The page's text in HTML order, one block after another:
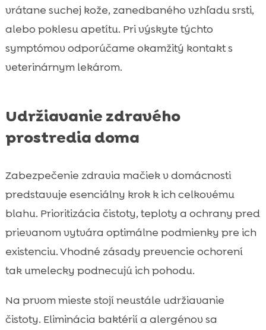
vrátane suchej kože, zanedbaného vzhľadu srsti,
alebo poklesu apetítu. Pri výskyte týchto
symptómov odporúčame okamžitý kontakt s
veterinárnym lekárom.
Udržiavanie zdravého
prostredia doma
Zabezpečenie zdravia mačiek v domácnosti
predstavuje esenciálny krok k ich celkovému
blahu. Prioritizácia čistoty, teploty a ochrany pred
prievanom vytvára optimálne podmienky pre ich
existenciu. Vhodné zásady prevencie ochorení
tak umelecky podnecujú ich pohodu.
Na prvom mieste stojí neustále udržiavanie
čistoty. Eliminácia baktérií a alergénov sa